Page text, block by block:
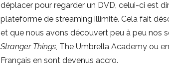
déplacer pour regarder un DVD, celui-ci est
plateforme de streaming illimité. Cela fait
et que nous avons découvert peu à peu nos
Stranger Things, The Umbrella Academy ou
Français en sont devenus accro.